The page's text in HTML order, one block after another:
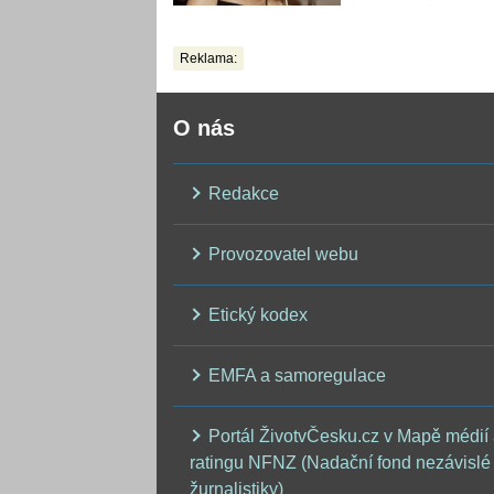
Reklama:
O nás
Redakce
Provozovatel webu
Etický kodex
EMFA a samoregulace
Portál ŽivotvČesku.cz v Mapě médií
ratingu NFNZ (Nadační fond nezávislé
žurnalistiky)